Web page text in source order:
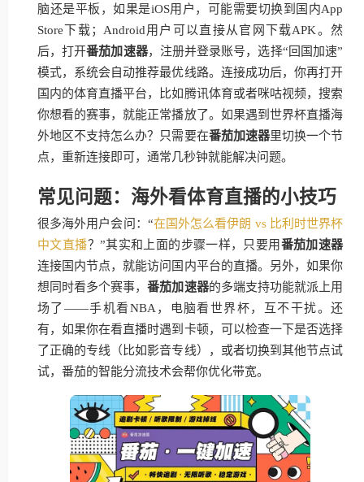
脑还是平板，如果是iOS用户，可能需要切换到国内App
Store下载；Android用户可以直接从官网下载APK。然
后，打开番茄加速器，注册并登录账号，选择“回国加速”
模式，系统会自动推荐最优线路。连接成功后，你再打开
国内的体育直播平台，比如腾讯体育或者咪咕视频，搜索
你想看的赛事，就能正常播放了。如果遇到世界杯直播海
外地区不支持怎么办？只需要在番茄加速器里切换一个节
点，重新连接即可，通常几秒钟就能解决问题。
常见问题：海外看体育直播的小技巧
很多海外用户会问：“在国外怎么看伊朗 vs 比利时世界杯
中文直播？”其实和上面的步骤一样，只要用番茄加速器
连接国内节点，就能访问国内平台的直播。另外，如果你
想同时看多个赛事，番茄加速器的多端支持功能就派上用
场了——手机看NBA，电脑看世界杯，互不干扰。还
有，如果你在看直播时遇到卡顿，可以检查一下是否选择
了正确的专线（比如影音专线），或者切换到其他节点试
试，番茄的智能分流技术会帮你优化带宽。